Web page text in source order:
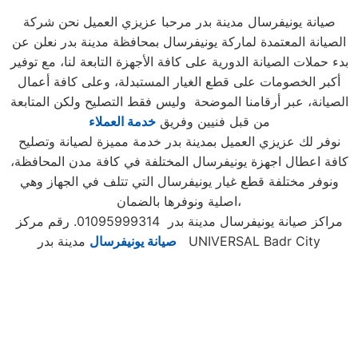
صيانة يونيفرسال مدينة بدر مرحبا عزيزي العميل نحن شركة
الصيانة المعتمدة لماركة يونيفرسال بمحافظة مدينة بدر نعلن عن
بدء حملات الصيانة الدورية على كافة الأجهزة التابعة لنا، مع توفير
أكبر الخصومات على قطع الغيار المستبدلة، وعلى كافة أعمال
الصيانة، عبر أرقامنا الموضحة وليس فقط التصليح ولكن المتابعة
من قبل فنيين وفريقخدمة العملاء
نوفر لك عزيزي العميل بمدينة بدر خدمة مميزة لصيانة وتصليح
كافة اعطال اجهزة يونيفرسال المختلفة في كافة مدن المحافظة،
ونوفر مختلفة قطع غيار يونيفرسال التي تتلف في الجهاز وهي
اصلية ونوفرها بالضمان،
مراكز صيانة يونيفرسال مدينة بدر 01095999314. رقم مركز
صيانة يونيفرسال مدينة بدر UNIVERSAL Badr City